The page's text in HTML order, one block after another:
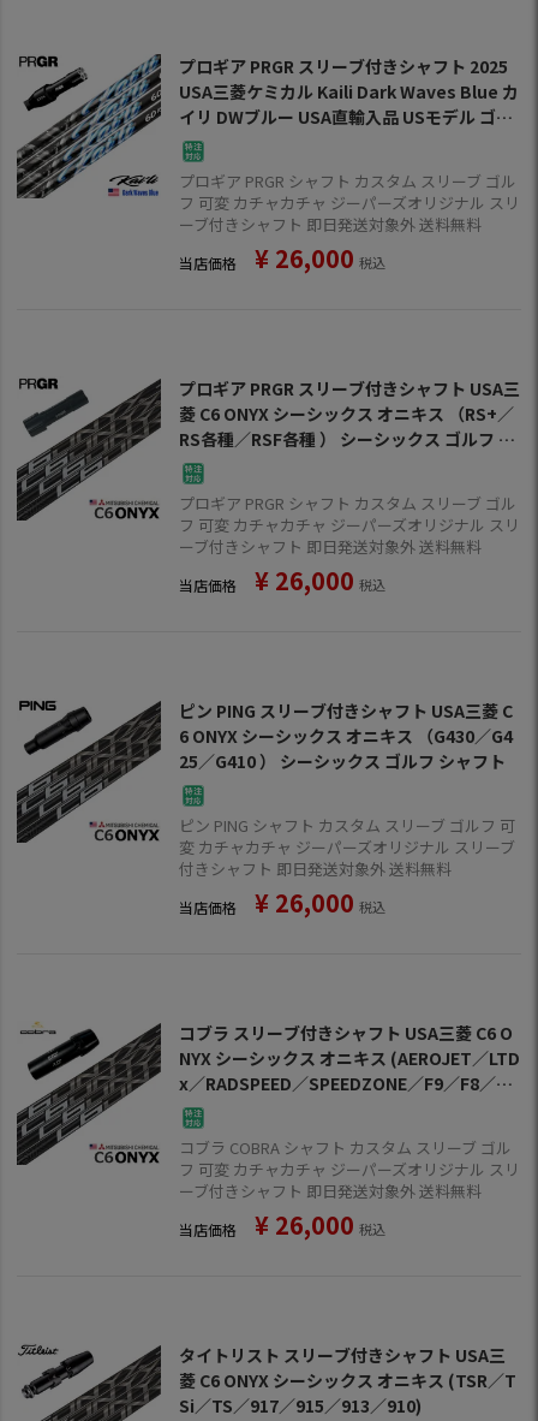
プロギア PRGR スリーブ付きシャフト 2025
USA三菱ケミカル Kaili Dark Waves Blue カ
イリ DWブルー USA直輸入品 USモデル ゴル
フ シャフト（RS+／RS各種／RSF各種 ）
プロギア PRGR シャフト カスタム スリーブ ゴル
フ 可変 カチャカチャ ジーパーズオリジナル スリ
ーブ付きシャフト 即日発送対象外 送料無料
当店価格 ¥ 26,000 税込
プロギア PRGR スリーブ付きシャフト USA三
菱 C6 ONYX シーシックス オニキス （RS+／
RS各種／RSF各種 ） シーシックス ゴルフ シ
ャフト
プロギア PRGR シャフト カスタム スリーブ ゴル
フ 可変 カチャカチャ ジーパーズオリジナル スリ
ーブ付きシャフト 即日発送対象外 送料無料
当店価格 ¥ 26,000 税込
ピン PING スリーブ付きシャフト USA三菱 C
6 ONYX シーシックス オニキス （G430／G4
25／G410 ） シーシックス ゴルフ シャフト
ピン PING シャフト カスタム スリーブ ゴルフ 可
変 カチャカチャ ジーパーズオリジナル スリーブ
付きシャフト 即日発送対象外 送料無料
当店価格 ¥ 26,000 税込
コブラ スリーブ付きシャフト USA三菱 C6 O
NYX シーシックス オニキス (AEROJET／LTD
x／RADSPEED／SPEEDZONE／F9／F8／F
7)
コブラ COBRA シャフト カスタム スリーブ ゴル
フ 可変 カチャカチャ ジーパーズオリジナル スリ
ーブ付きシャフト 即日発送対象外 送料無料
当店価格 ¥ 26,000 税込
タイトリスト スリーブ付きシャフト USA三
菱 C6 ONYX シーシックス オニキス (TSR／T
Si／TS／917／915／913／910)